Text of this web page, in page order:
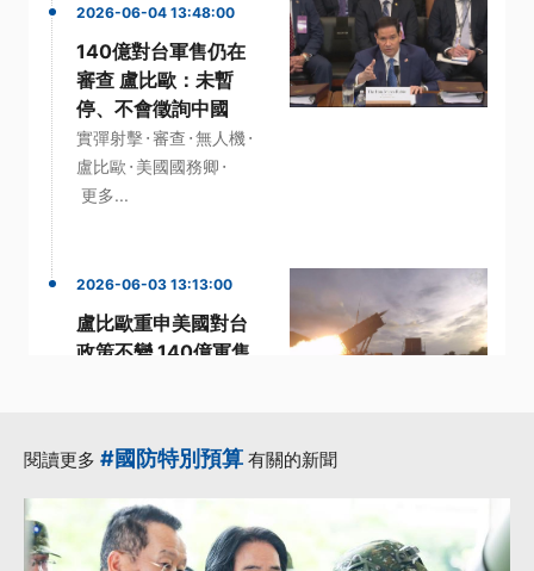
2026-06-04 13:48:00
140億對台軍售仍在
審查 盧比歐：未暫
停、不會徵詢中國
實彈射擊 · 審查 ·無人機 ·
盧比歐 · 美國國務卿 ·
更多...
2026-06-03 13:13:00
盧比歐重申美國對台
政策不變 140億軍售
更多...
閱讀更多 #國防特別預算 有關的新聞